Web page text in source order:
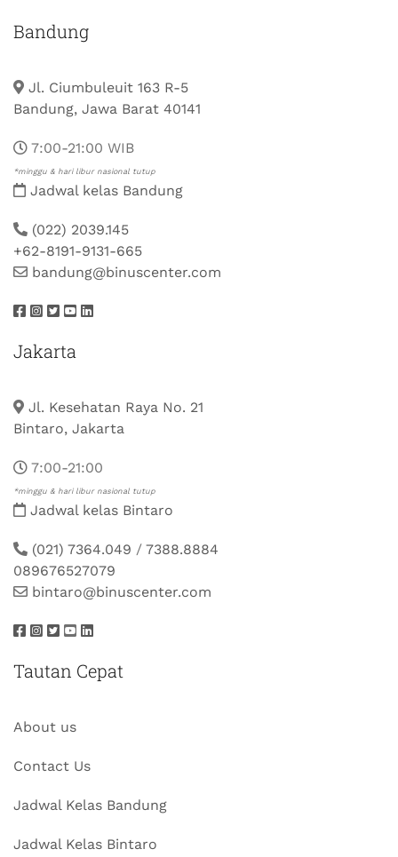
Bandung
Jl. Ciumbuleuit 163 R-5
Bandung, Jawa Barat 40141
7:00-21:00 WIB
*minggu & hari libur nasional tutup
Jadwal kelas Bandung
(022) 2039.145
+62-8191-9131-665
bandung@binuscenter.com
Jakarta
Jl. Kesehatan Raya No. 21
Bintaro, Jakarta
7:00-21:00
*minggu & hari libur nasional tutup
Jadwal kelas Bintaro
(021) 7364.049 / 7388.8884
089676527079
bintaro@binuscenter.com
Tautan Cepat
About us
Contact Us
Jadwal Kelas Bandung
Jadwal Kelas Bintaro